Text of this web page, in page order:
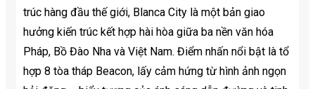
trúc hàng đầu thế giới, Blanca City là một bản giao
hưởng kiến trúc kết hợp hài hòa giữa ba nền văn hóa
Pháp, Bồ Đào Nha và Việt Nam. Điểm nhấn nổi bật là tổ
hợp 8 tòa tháp Beacon, lấy cảm hứng từ hình ảnh ngọn